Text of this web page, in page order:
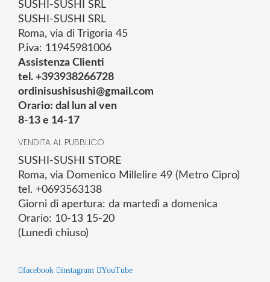
SUSHI-SUSHI SRL
SUSHI-SUSHI SRL
Roma, via di Trigoria 45
P.iva: 11945981006
Assistenza Clienti
tel. +393938266728
ordinisushisushi@gmail.com
Orario: dal lun al ven
8-13 e 14-17
VENDITA AL PUBBLICO
SUSHI-SUSHI STORE
Roma, via Domenico Millelire 49 (Metro Cipro)
tel. +0693563138
Giorni di apertura: da martedì a domenica
Orario: 10-13 15-20
(Lunedì chiuso)
facebook instagram YouTube